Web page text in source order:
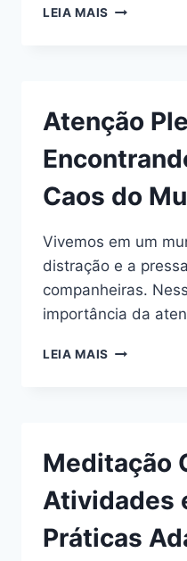
LEIA MAIS MEDITAÇÃO
Atenção
Caos do
Vivemos em um
distração e a
companheiras.
importância da
LEIA MAIS ATENÇÃO
CAOS
MUNDO
Meditação
Atividades
Práticas